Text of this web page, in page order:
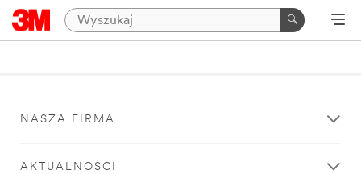
NASZA FIRMA
AKTUALNOŚCI